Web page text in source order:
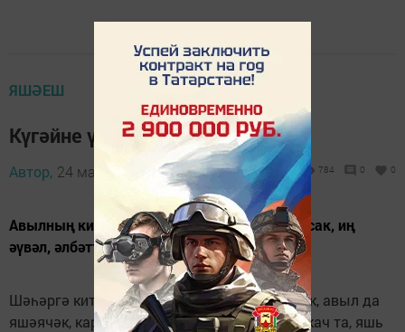
ЯШӘЕШ
Күгәйне үз иткән Питрәч кызы
Автор, 24 май 2015 - 10:20 784 0 0
Авылның киләчәге, дип фикер йөртә башласак, иң
әүвәл, әлбәттә, яшьләр күз алдына килә.
Шәһәргә китү ягын карамыйлар икән, димәк, авыл да
яшәячәк, картаймаячак. Күгәйгә килеп чыккач та, яшь